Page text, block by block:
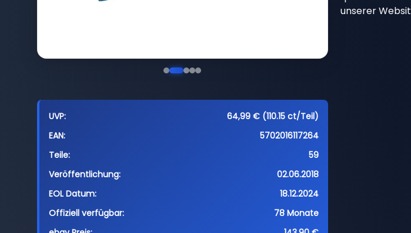
UVP:
64,99 € (110.15 ct/Teil)
EAN:
5702016117264
Teile:
59
Veröffentlichung:
02.06.2018
EOL Datum:
18.12.2024
Offiziell verfügbar:
78 Monate
unserer